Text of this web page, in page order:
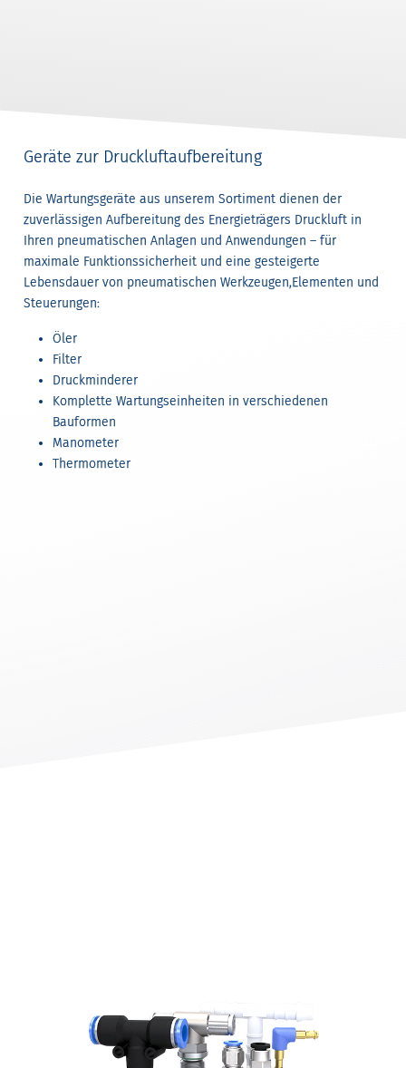
Geräte zur Druckluftaufbereitung
Die Wartungsgeräte aus unserem Sortiment dienen der
zuverlässigen Aufbereitung des Energieträgers Druckluft in
Ihren pneumatischen Anlagen und Anwendungen – für
maximale Funktionssicherheit und eine gesteigerte
Lebensdauer von pneumatischen Werkzeugen,Elementen und
Steuerungen:
Öler
Filter
Druckminderer
Komplette Wartungseinheiten in verschiedenen
Bauformen
Manometer
Thermometer